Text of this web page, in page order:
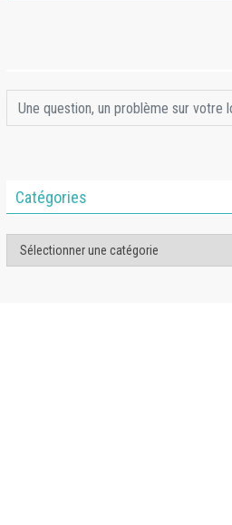
Catégories
Catégories